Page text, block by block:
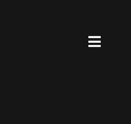
Toggle